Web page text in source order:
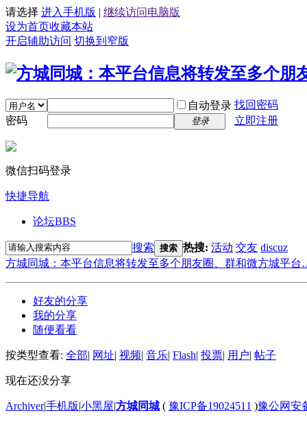
请选择 进入手机版 | 继续访问电脑版
设为首页收藏本站
开启辅助访问 切换到窄版
自动登录 找回密码
密码
登录 立即注册
微信扫码登录
快捷导航
论坛BBS
搜索 搜索 热搜: 活动 交友 discuz
方城同城：本平台信息将转发至多个朋友圈、群和微方城平
好友的分享
我的分享
随便看看
按类型查看: 全部| 网址| 视频| 音乐| Flash| 投票| 用户| 帖子
现在还没分享
Archiver|手机版|小黑屋|方城同城 ( 豫ICP备19024511 )豫公网安